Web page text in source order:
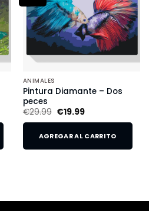
ANIMALES
Pintura Diamante – Dos
peces
€29.99 €19.99
AGREGAR AL CARRITO